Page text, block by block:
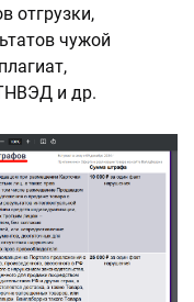
отгрузки,
чужой
и др.